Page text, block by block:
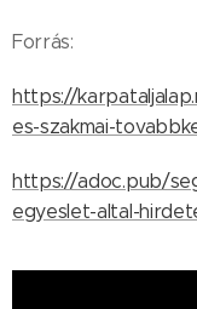
Forrás:
https://
es-szakmai-
https://adoc.pub/
egyeslet-altal-